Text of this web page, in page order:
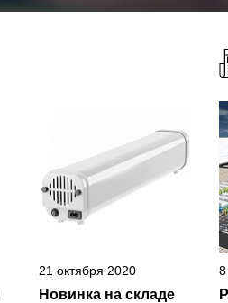
21 октября 2020
Новинка на складе
8